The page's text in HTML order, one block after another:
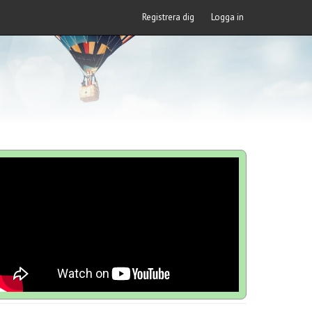
Registrera dig Logga in